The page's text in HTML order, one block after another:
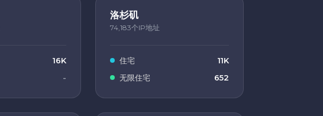
16K
-
洛杉矶
74,183个IP地址
住宅
11K
无限住宅
652